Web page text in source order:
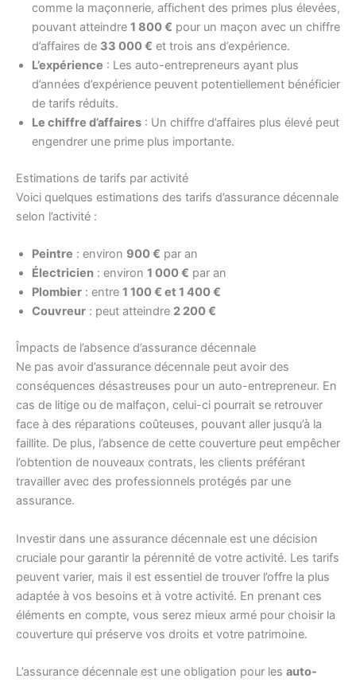
comme la maçonnerie, affichent des primes plus élevées,
pouvant atteindre 1 800 € pour un maçon avec un chiffre
d’affaires de 33 000 € et trois ans d’expérience.
L’expérience : Les auto-entrepreneurs ayant plus
d’années d’expérience peuvent potentiellement bénéficier
de tarifs réduits.
Le chiffre d’affaires : Un chiffre d’affaires plus élevé peut
engendrer une prime plus importante.
Estimations de tarifs par activité
Voici quelques estimations des tarifs d’assurance décennale
selon l’activité :
Peintre : environ 900 € par an
Électricien : environ 1 000 € par an
Plombier : entre 1 100 € et 1 400 €
Couvreur : peut atteindre 2 200 €
Împacts de l’absence d’assurance décennale
Ne pas avoir d’assurance décennale peut avoir des
conséquences désastreuses pour un auto-entrepreneur. En
cas de litige ou de malfaçon, celui-ci pourrait se retrouver
face à des réparations coûteuses, pouvant aller jusqu’à la
faillite. De plus, l’absence de cette couverture peut empêcher
l’obtention de nouveaux contrats, les clients préférant
travailler avec des professionnels protégés par une
assurance.
Investir dans une assurance décennale est une décision
cruciale pour garantir la pérennité de votre activité. Les tarifs
peuvent varier, mais il est essentiel de trouver l’offre la plus
adaptée à vos besoins et à votre activité. En prenant ces
éléments en compte, vous serez mieux armé pour choisir la
couverture qui préserve vos droits et votre patrimoine.
L’assurance décennale est une obligation pour les auto-